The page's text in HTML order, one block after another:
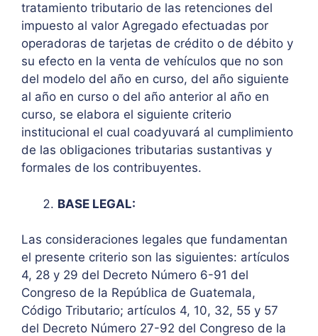
tratamiento tributario de las retenciones del
impuesto al valor Agregado efectuadas por
operadoras de tarjetas de crédito o de débito y
su efecto en la venta de vehículos que no son
del modelo del año en curso, del año siguiente
al año en curso o del año anterior al año en
curso, se elabora el siguiente criterio
institucional el cual coadyuvará al cumplimiento
de las obligaciones tributarias sustantivas y
formales de los contribuyentes.
BASE LEGAL:
Las consideraciones legales que fundamentan
el presente criterio son las siguientes: artículos
4, 28 y 29 del Decreto Número 6-91 del
Congreso de la República de Guatemala,
Código Tributario; artículos 4, 10, 32, 55 y 57
del Decreto Número 27-92 del Congreso de la